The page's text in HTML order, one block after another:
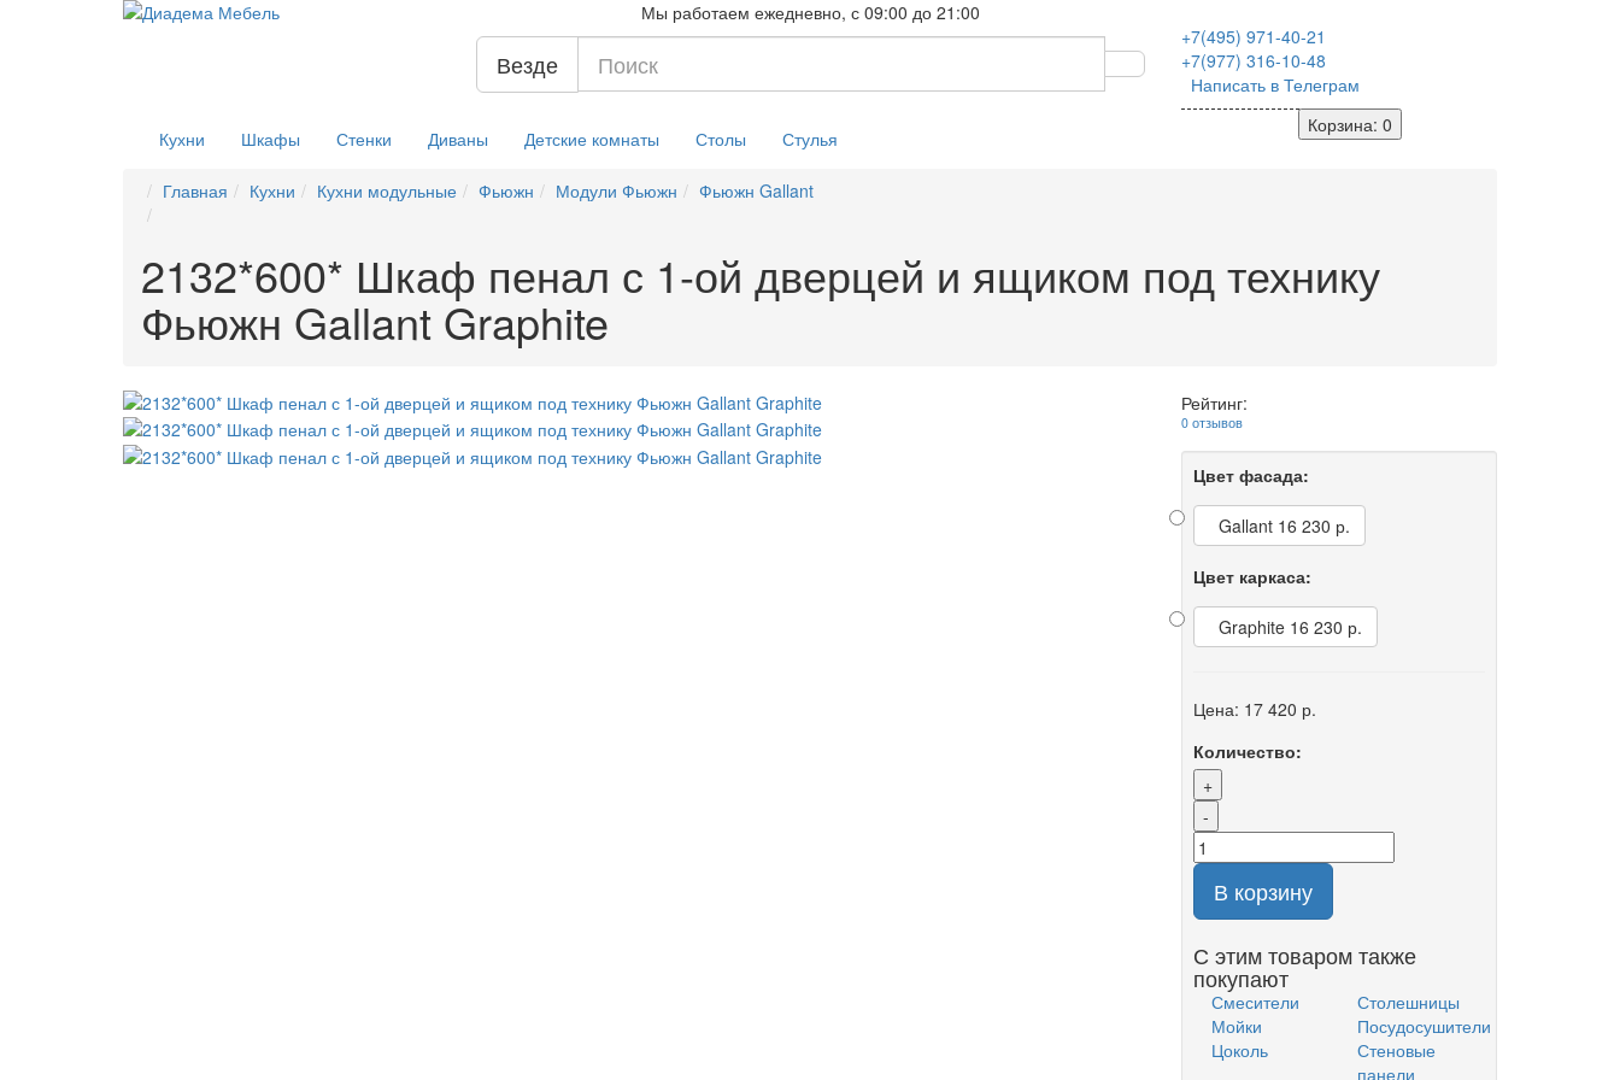
Мы работаем ежедневно, с 09:00 до 21:00
Везде
+7(495) 971-40-21
+7(977) 316-10-48
Написать в Телеграм
Кухни Шкафы Стенки Диваны Детские комнаты Столы Стулья
Корзина: 0
Главная Кухни Кухни модульные Фьюжн Модули Фьюжн Фьюжн Gallant
2132*600* Шкаф пенал с 1-ой дверцей и ящиком под технику
Фьюжн Gallant Graphite
Рейтинг:
0 отзывов
Цвет фасада:
Gallant 16 230 р.
Цвет каркаса:
Graphite 16 230 р.
Цена: 17 420 р.
Количество:
+
-
В корзину
С этим товаром также
покупают
Смесители
Столешницы
Мойки
Посудосушители
Цоколь
Стеновые
панели